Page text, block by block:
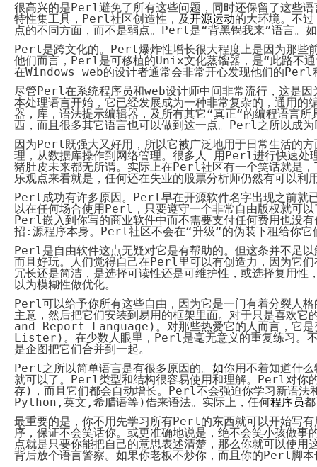
单/
爆
单
系
统
Decoration
模
板
美
化
设
计
系
统
Penny
Auction
拍
卖
站
Procurement
专
业
代
购
系
统
Static
Webpage
网
页
设
计
很高兴的是Perl避免了所有这些问题，同时还保留了这些
特性集工具， Perl社区创造性，及开源运动的大环境。不
点的不同方面，而不是弱点。 Perl是“背黑锅我来”语言。
Perl是跨文化的。 Perl爆炸性增长很大程度上是因为那些
他们而言， Perl是可移植的Unix文化蒸馏器，是“此路不通
在Windows web的设计者通常会非常开心发现他们的Perl
尽管Perl在系统程序员和web设计师中间非常流行，这是因
本处理语言开始，它已经发展成为一种非常复杂的，通用
器，库，语法提示编辑器，及所有其它“真正“的编程语言所
西，而且很多其它语言也可以做到这一点。 Perl之所以成为
因为Perl既强大又好用，所以它被广泛地用于日常生活的
理，从数据库操作到网络管理。很多人 用Perl进行快速处
猪肚皮未来都无所谓。实际上在Perl社区有一个笑话就是
乐观点来看就是，任何还在失业的股票分析师仍然有可以利
Perl成功有许多原因。 Perl早在开源软件名字出现之前就
以在任何场合使用Perl ，只要遵守一个非常自由版权就可
Perl嵌入到你写的商业软件中而不需要支付任何费用也没
招 : 源程序本身。 Perl社区不会在“升级“的伪装下租给你
Perl是自由软件这点无疑对它是有帮助的。但这条并不足以
而且好玩。人们觉得自己在Perl里可以有创造力，因为它
冗长还是简洁，是选择可读性还是可维护性，或选择复用
以为模糊性做优化。
Perl可以给予你所有这些自由，因为它是一门有着分裂人
主意，然后把它们安装到易用的框架里面。对于只是喜欢它
and Report Language) 。对那些热爱它的人而言，它
Lister) 。在少数人眼里， Perl是毫无意义的重复练习。
是企图把它们合并到一起。
Perl之所以简单语言是有很多原因的。 如你用不着知道什
就可以了。 Perl类型和结构很容易使用和理解。 Perl对你
存) ，而且它们都会自动增长。 Perl不会强迫你学习新语法
Python, 英文 , 希腊语等)借来语法。实际上，任何程序员
最重要的是，你不用先学习所有Perl的东西就可以开始写
序，保证不会笑话你。或更准确地说是，绝不会笑小孩做事
点就是只要你能把自己的意思表述清楚，那么你就可以使用
背后放个语言警察。如果你老板不炒你，而且你的Perl脚